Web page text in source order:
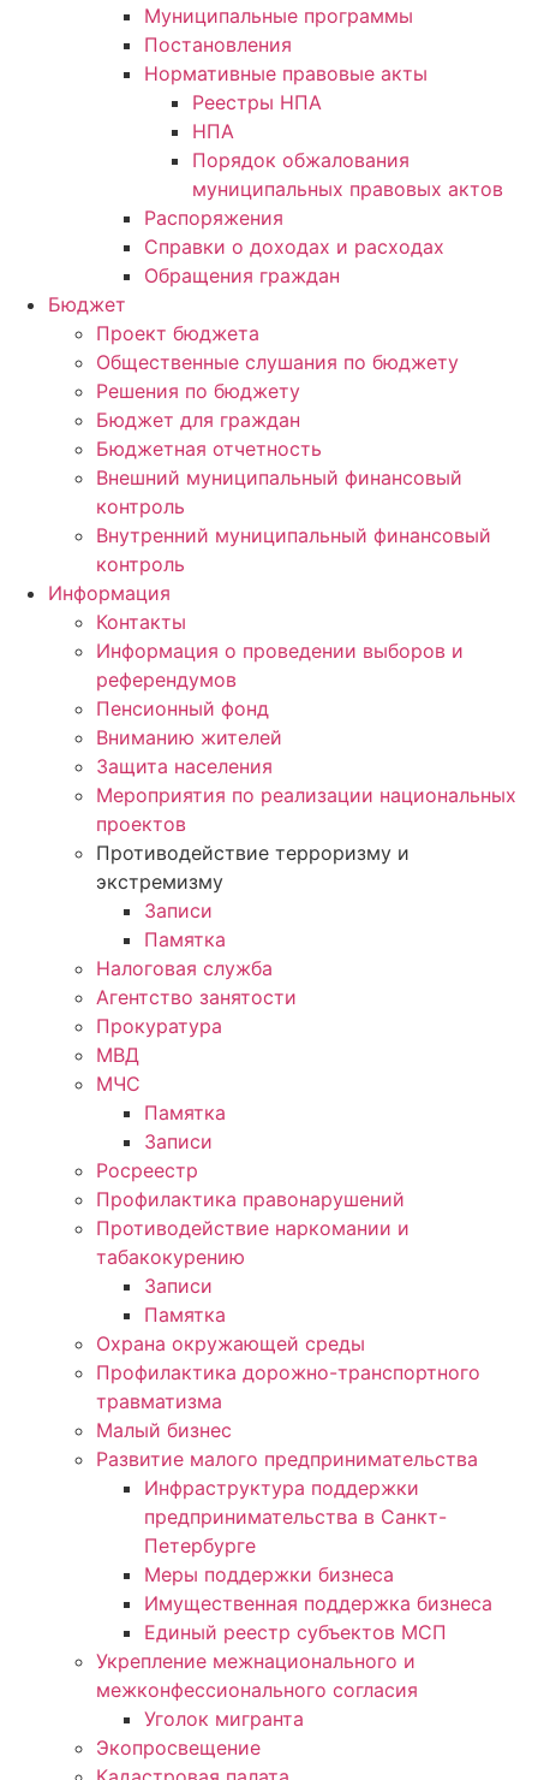
Муниципальные программы
Постановления
Нормативные правовые акты
Реестры НПА
НПА
Порядок обжалования
муниципальных правовых актов
Распоряжения
Справки о доходах и расходах
Обращения граждан
Бюджет
Проект бюджета
Общественные слушания по бюджету
Решения по бюджету
Бюджет для граждан
Бюджетная отчетность
Внешний муниципальный финансовый
контроль
Внутренний муниципальный финансовый
контроль
Информация
Контакты
Информация о проведении выборов и
референдумов
Пенсионный фонд
Вниманию жителей
Защита населения
Мероприятия по реализации национальных
проектов
Противодействие терроризму и
экстремизму
Записи
Памятка
Налоговая служба
Агентство занятости
Прокуратура
МВД
МЧС
Памятка
Записи
Росреестр
Профилактика правонарушений
Противодействие наркомании и
табакокурению
Записи
Памятка
Охрана окружающей среды
Профилактика дорожно-транспортного
травматизма
Малый бизнес
Развитие малого предпринимательства
Инфраструктура поддержки
предпринимательства в Санкт-
Петербурге
Меры поддержки бизнеса
Имущественная поддержка бизнеса
Единый реестр субъектов МСП
Укрепление межнационального и
межконфессионального согласия
Уголок мигранта
Экопросвещение